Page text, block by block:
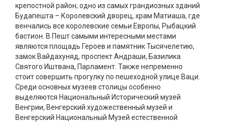
крепостной район; одно из самых грандиозных зданий
Будапешта – Королевский дворец, храм Матиаша, где
венчались все королевские семьи Европы, Рыбацкий
бастион. В Пешт самыми интересными местами
являются площадь Героев и памятник Тысячелетию,
замок Вайдахуняд, проспект Андраши, Базилика
Святого Иштвана, Парламент. Также непременно
стоит совершить прогулку по пешеходной улице Ваци.
Среди основных музеев столицы особенно
выделяются Национальный Исторический музей
Венгрии, Венгерский художественный музей и
Венгерский Национальный Музей естественной